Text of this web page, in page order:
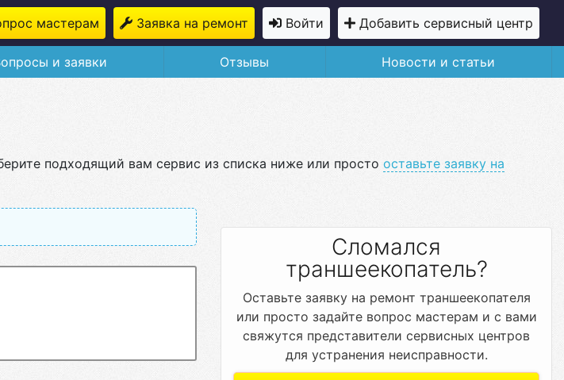
мастерам Заявка на ремонт Войти Добавить сервисный центр
и заявки Отзывы Новости и статьи
подходящий вам сервис из списка ниже или просто оставьте заявку на
Сломался
траншеекопатель?
Оставьте заявку на ремонт траншеекопателя
или просто задайте вопрос мастерам и с вами
свяжутся представители сервисных центров
для устранения неисправности.